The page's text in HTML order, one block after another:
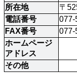
所在地
〒
電話番号
077-
FAX番号
077-
ホームページ
アドレス
その他